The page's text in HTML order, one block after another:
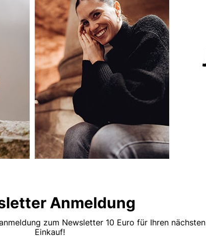
Anmeldung
zum Newsletter 10 Euro für Ihren nächsten
Einkauf!